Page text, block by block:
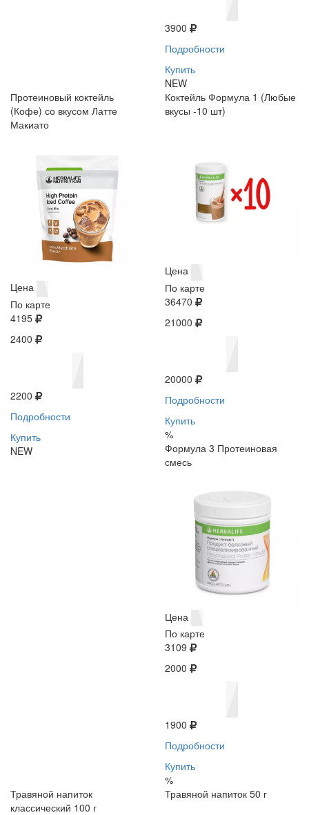
3900
Подробности
Купить
NEW
Протеиновый коктейль
(Кофе) со вкусом Латте
Макиато
Цена
По карте
4195
2400
2200
Подробности
Купить
NEW
Коктейль Формула 1 (Любые
вкусы -10 шт)
Цена
По карте
36470
21000
20000
Подробности
Купить
%
Формула 3 Протеиновая
смесь
Цена
По карте
3109
2000
1900
Подробности
Купить
%
Травяной напиток
классический 100 г
Травяной напиток 50 г